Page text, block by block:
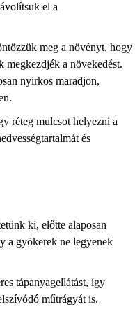
el a
meg a növényt, hogy
megkezdjék a növekedést.
nyirkos maradjon,
réteg mulcsot helyezni a
és
ki, előtte alaposan
a gyökerek ne legyenek
tápanyagellátást, így
műtrágyát is.